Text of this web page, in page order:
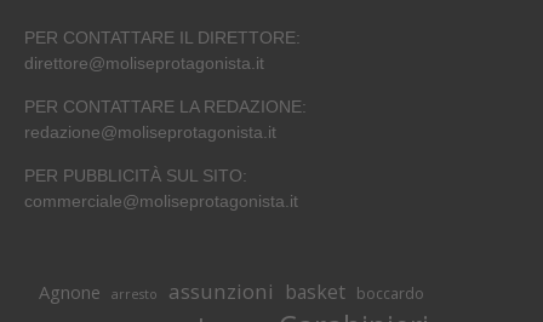
PER CONTATTARE IL DIRETTORE:
direttore@moliseprotagonista.it
PER CONTATTARE LA REDAZIONE:
redazione@moliseprotagonista.it
PER PUBBLICITÀ SUL SITO:
commerciale@moliseprotagonista.it
Agnone arresto assunzioni basket boccardo